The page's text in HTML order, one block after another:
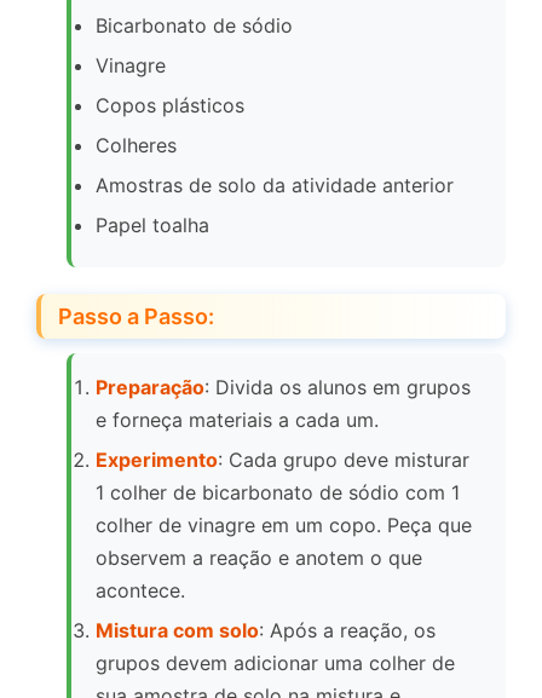
Bicarbonato de sódio
Vinagre
Copos plásticos
Colheres
Amostras de solo da atividade anterior
Papel toalha
Passo a Passo:
Preparação: Divida os alunos em grupos
e forneça materiais a cada um.
Experimento: Cada grupo deve misturar
1 colher de bicarbonato de sódio com 1
colher de vinagre em um copo. Peça que
observem a reação e anotem o que
acontece.
Mistura com solo: Após a reação, os
grupos devem adicionar uma colher de